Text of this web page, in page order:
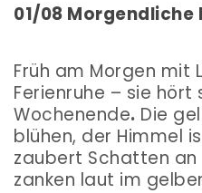
01/08
Früh am Morgen mit
Ferienruhe – sie hört
Wochenende. Die
blühen, der Himmel
zaubert Schatten an
zanken laut im